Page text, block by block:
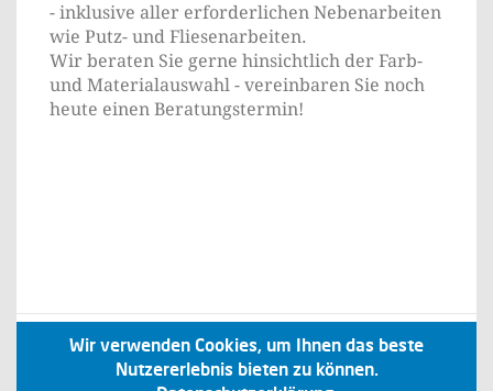
- inklusive aller erforderlichen Nebenarbeiten
wie Putz- und Fliesenarbeiten.
Wir beraten Sie gerne hinsichtlich der Farb-
und Materialauswahl - vereinbaren Sie noch
heute einen Beratungstermin!
Startseite Sitemap Kontakt Impressum
Wir verwenden Cookies, um Ihnen das beste
Nutzererlebnis bieten zu können.